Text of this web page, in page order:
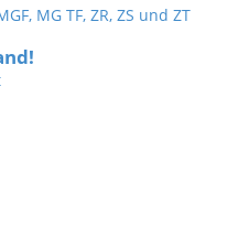
MG TF, ZR, ZS und ZT